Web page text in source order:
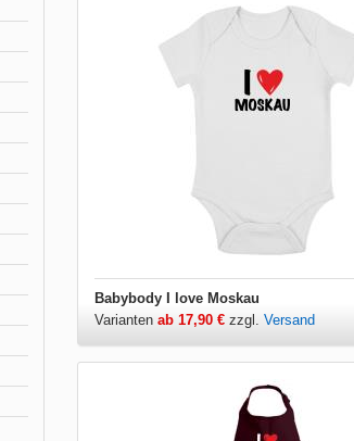
Babybody I love Moskau
Varianten ab 17,90 € zzgl. Versand